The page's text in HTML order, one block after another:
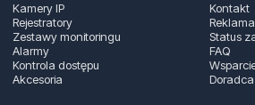
Kamery IP
Rejestratory
Zestawy monitoringu
Alarmy
Kontrola dostępu
Akcesoria
Kontakt
Status
FAQ
Doradca